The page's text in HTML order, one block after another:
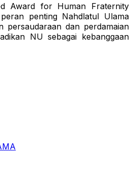
Award for Human Fraternity
penting Nahdlatul Ulama
persaudaraan dan perdamaian
NU sebagai kebanggaan